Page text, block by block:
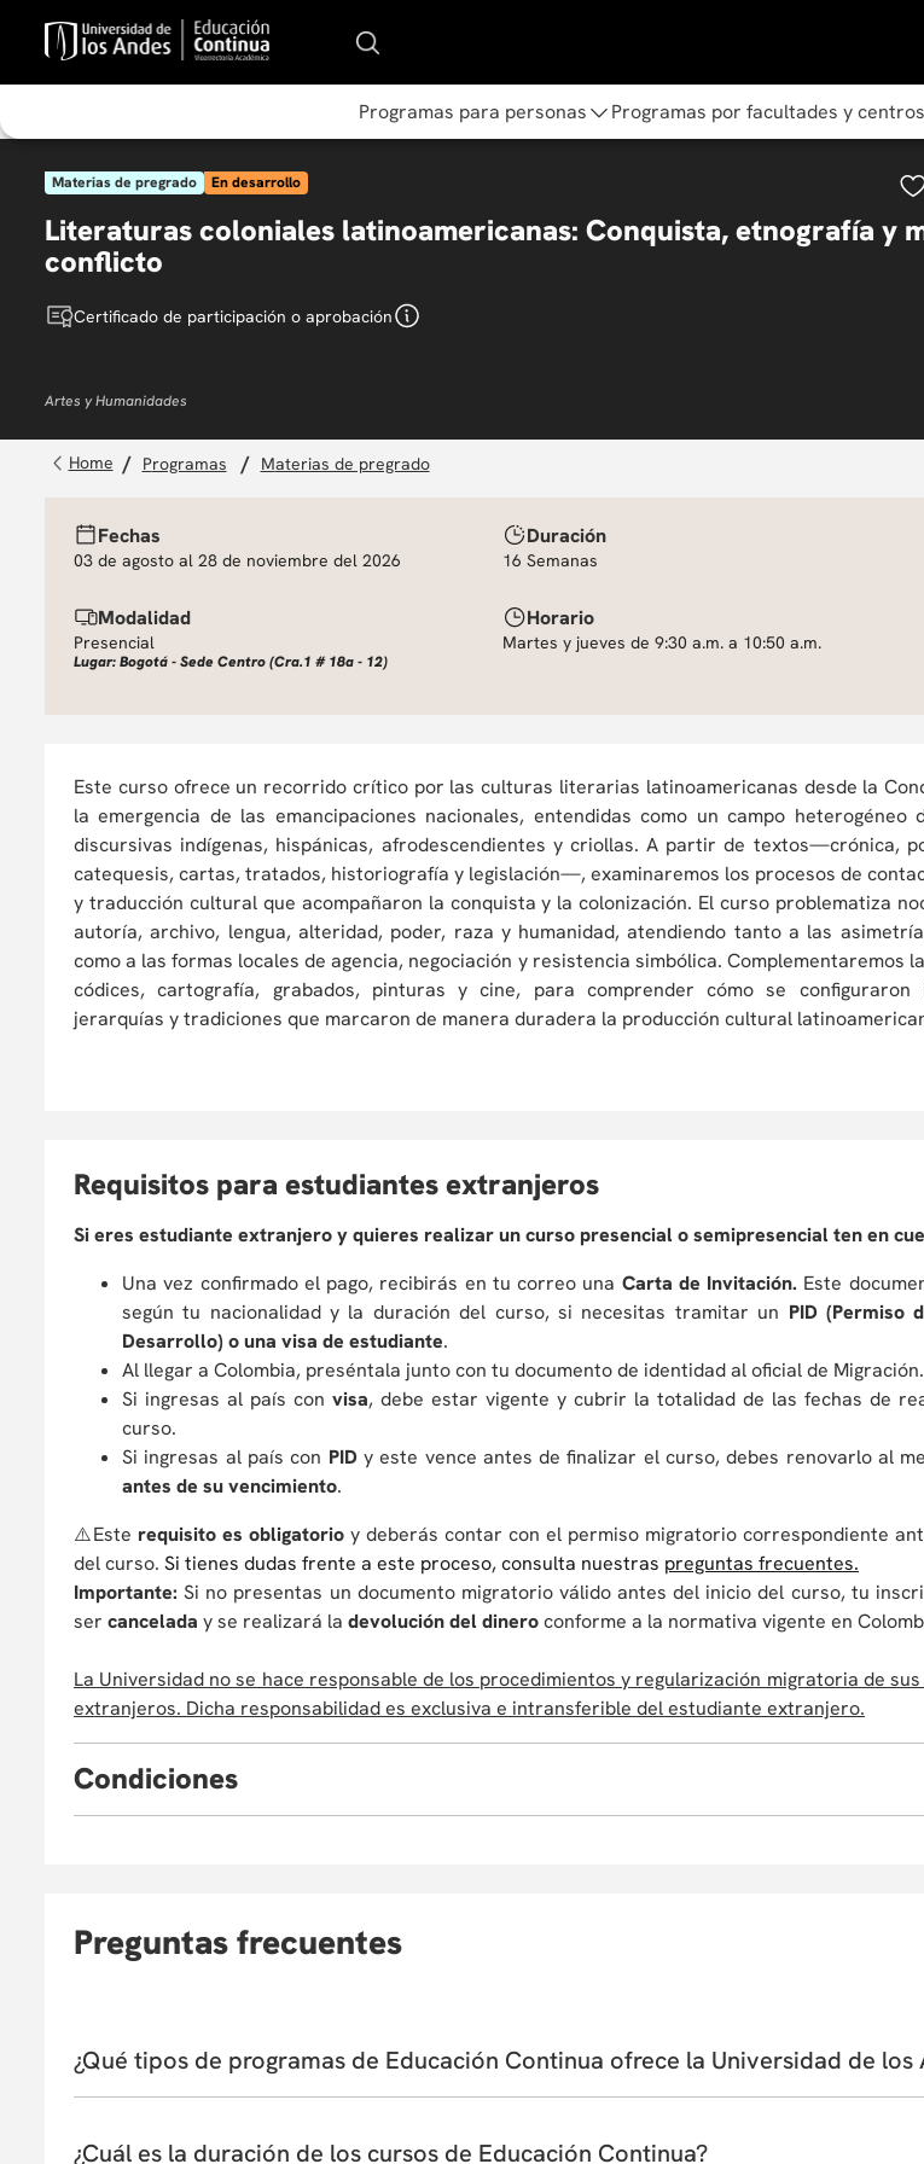
Programas para personas Programas por facultades y centros
Materias de pregrado En desarrollo
Literaturas coloniales latinoamericanas: Conquista, etnografía y
conflicto
Certificado de participación o aprobación
Artes y Humanidades
programas materias de pregrado
Fechas
03 de agosto al 28 de noviembre del 2026
Duración
16 Semanas
Modalidad
Presencial
Lugar: Bogotá - Sede Centro (Cra.1 # 18a - 12)
Horario
Martes y jueves de 9:30 a.m. a 10:50 a.m.
Este curso ofrece un recorrido crítico por las culturas literarias latinoamericanas desde la
la emergencia de las emancipaciones nacionales, entendidas como un campo heterogéneo
discursivas indígenas, hispánicas, afrodescendientes y criollas. A partir de textos—crónica,
catequesis, cartas, tratados, historiografía y legislación—, examinaremos los procesos de
y traducción cultural que acompañaron la conquista y la colonización. El curso problematiza
autoría, archivo, lengua, alteridad, poder, raza y humanidad, atendiendo tanto a las
como a las formas locales de agencia, negociación y resistencia simbólica. Complementaremos
códices, cartografía, grabados, pinturas y cine, para comprender cómo se configuraron
jerarquías y tradiciones que marcaron de manera duradera la producción cultural
Requisitos para estudiantes extranjeros
Si eres estudiante extranjero y quieres realizar un curso presencial o semipresencial ten en
Una vez confirmado el pago, recibirás en tu correo una Carta de Invitación. Este
según tu nacionalidad y la duración del curso, si necesitas tramitar un PID (Permiso
Desarrollo) o una visa de estudiante.
Al llegar a Colombia, preséntala junto con tu documento de identidad al oficial de Migración.
Si ingresas al país con visa, debe estar vigente y cubrir la totalidad de las fechas de
curso.
Si ingresas al país con PID y este vence antes de finalizar el curso, debes renovarlo al
antes de su vencimiento.
⚠️Este requisito es obligatorio y deberás contar con el permiso migratorio correspondiente
del curso. Si tienes dudas frente a este proceso, consulta nuestras preguntas frecuentes.
Importante:Si no presentas un documento migratorio válido antes del inicio del curso, tu
ser cancelada y se realizará la devolución del dineroconforme a la normativa vigente en
La Universidad no se hace responsable de los procedimientos y regularización migratoria de
extranjeros. Dicha responsabilidad es exclusiva e intransferible del estudiante extranjero.
Condiciones
inscritos. El Departamento/Facultad que ofrece el curso se reserva el derecho de admisión
Preguntas frecuentes
¿Qué tipos de programas de Educación Continua ofrece la Universidad de los
cursos, talleres, programas profesionales, macro y microcredenciales, certificaciones
¿Cuál es la duración de los cursos de Educación Continua?